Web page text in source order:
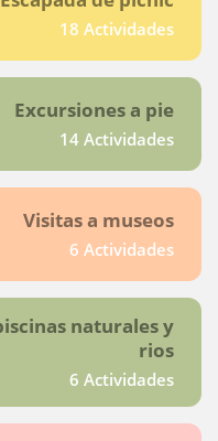
18 Actividades
Excursiones a pie
14 Actividades
Visitas a museos
6 Actividades
naturales y
rios
6 Actividades